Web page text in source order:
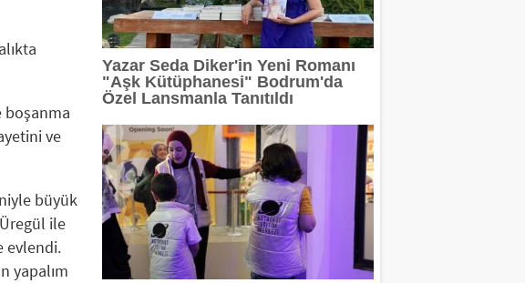
Ana Sponsorları Arasında
boşanma
ve
büyük
ile
evlendi.
yapalım
Yazar Seda Diker'in Yeni Romanı
"Aşk Kütüphanesi" Bodrum'da
Özel Lansmanla Tanıtıldı